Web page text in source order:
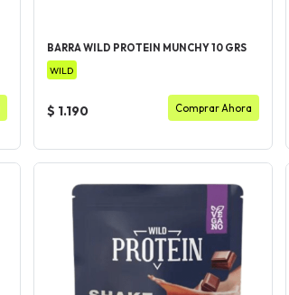
BARRA WILD PROTEIN MUNCHY 10 GRS
WILD
$ 1.190 Comprar Ahora